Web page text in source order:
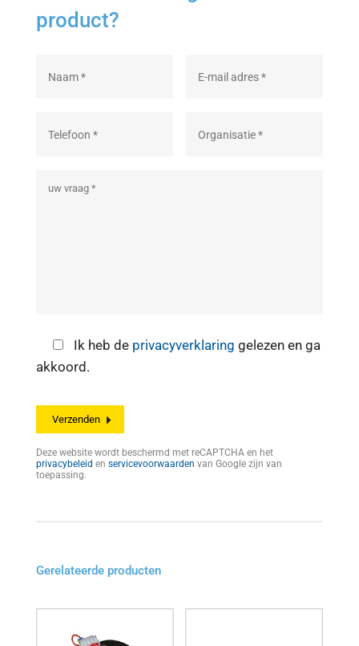
product?
Ik heb de privacyverklaring gelezen en ga
akkoord.
Deze website wordt beschermd met reCAPTCHA en het
privacybeleid en servicevoorwaarden van Google zijn van
toepassing.
Gerelateerde producten